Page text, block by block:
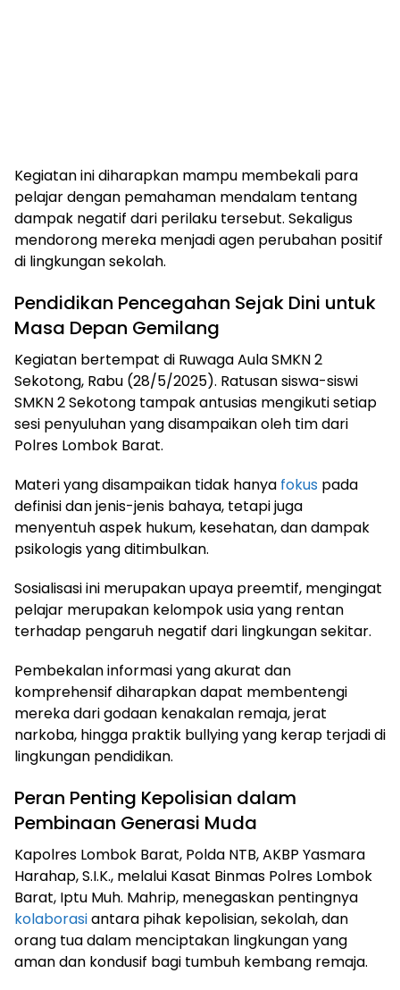
Kegiatan ini diharapkan mampu membekali para
pelajar dengan pemahaman mendalam tentang
dampak negatif dari perilaku tersebut. Sekaligus
mendorong mereka menjadi agen perubahan positif
di lingkungan sekolah.
Pendidikan Pencegahan Sejak Dini untuk
Masa Depan Gemilang
Kegiatan bertempat di Ruwaga Aula SMKN 2
Sekotong, Rabu (28/5/2025). Ratusan siswa-siswi
SMKN 2 Sekotong tampak antusias mengikuti setiap
sesi penyuluhan yang disampaikan oleh tim dari
Polres Lombok Barat.
Materi yang disampaikan tidak hanya fokus pada
definisi dan jenis-jenis bahaya, tetapi juga
menyentuh aspek hukum, kesehatan, dan dampak
psikologis yang ditimbulkan.
Sosialisasi ini merupakan upaya preemtif, mengingat
pelajar merupakan kelompok usia yang rentan
terhadap pengaruh negatif dari lingkungan sekitar.
Pembekalan informasi yang akurat dan
komprehensif diharapkan dapat membentengi
mereka dari godaan kenakalan remaja, jerat
narkoba, hingga praktik bullying yang kerap terjadi di
lingkungan pendidikan.
Peran Penting Kepolisian dalam
Pembinaan Generasi Muda
Kapolres Lombok Barat, Polda NTB, AKBP Yasmara
Harahap, S.I.K., melalui Kasat Binmas Polres Lombok
Barat, Iptu Muh. Mahrip, menegaskan pentingnya
kolaborasiantara pihak kepolisian, sekolah, dan
orang tua dalam menciptakan lingkungan yang
aman dan kondusif bagi tumbuh kembang remaja.